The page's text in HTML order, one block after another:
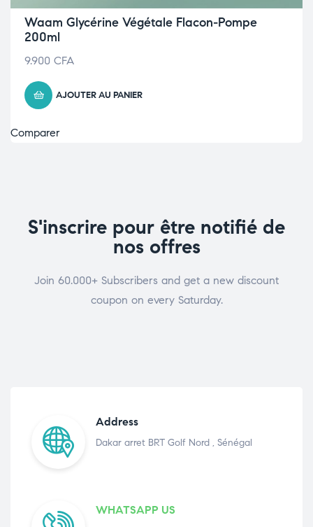
Waam Glycérine Végétale Flacon-Pompe
200ml
9.900 CFA
AJOUTER AU PANIER
Comparer
S'inscrire pour être notifié de
nos offres
Join 60.000+ Subscribers and get a new discount
coupon on every Saturday.
Address
Dakar arret BRT Golf Nord , Sénégal
WHATSAPP US